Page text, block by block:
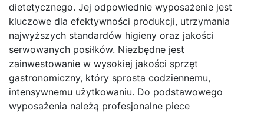
dietetycznego. Jej odpowiednie wyposażenie jest
kluczowe dla efektywności produkcji, utrzymania
najwyższych standardów higieny oraz jakości
serwowanych posiłków. Niezbędne jest
zainwestowanie w wysokiej jakości sprzęt
gastronomiczny, który sprosta codziennemu,
intensywnemu użytkowaniu. Do podstawowego
wyposażenia należą profesjonalne piece